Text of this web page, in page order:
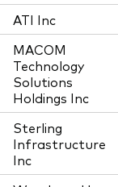
ATI Inc
MACOM
Technology
Solutions
Holdings Inc
Sterling
Infrastructure
Inc